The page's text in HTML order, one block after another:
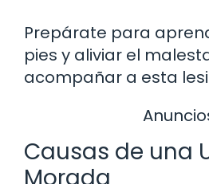
Prepárate para
pies y aliviar el
acompañar a esta
Causas de una